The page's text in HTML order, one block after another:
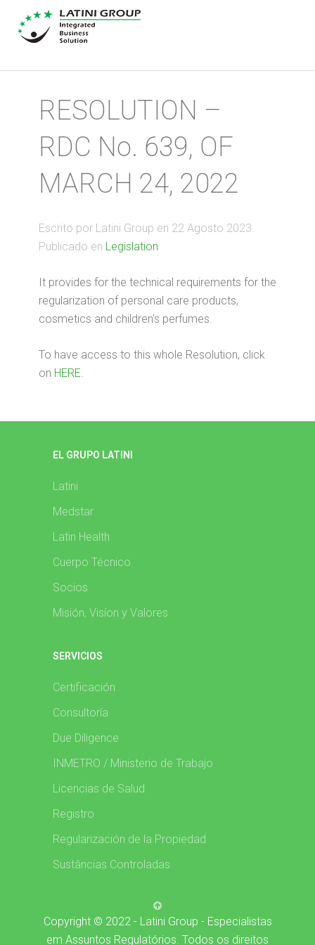
RESOLUTION –
RDC No. 639, OF
MARCH 24, 2022
Escrito por Latini Group en 22 Agosto 2023.
Publicado en Legislation
It provides for the technical requirements for the
regularization of personal care products,
cosmetics and children's perfumes.
To have access to this whole Resolution, click
on HERE.
EL GRUPO LATINI
Latini
Medstar
Latin Health
Cuerpo Técnico
Socios
Misión, Visíon y Valores
SERVICIOS
Certificación
Consultoría
Due Diligence
INMETRO / Ministerio de Trabajo
Licencias de Salud
Registro
Regularización de la Propiedad
Sustâncias Controladas
Copyright © 2022 - Latini Group - Especialistas
em Assuntos Regulatórios. Todos os direitos